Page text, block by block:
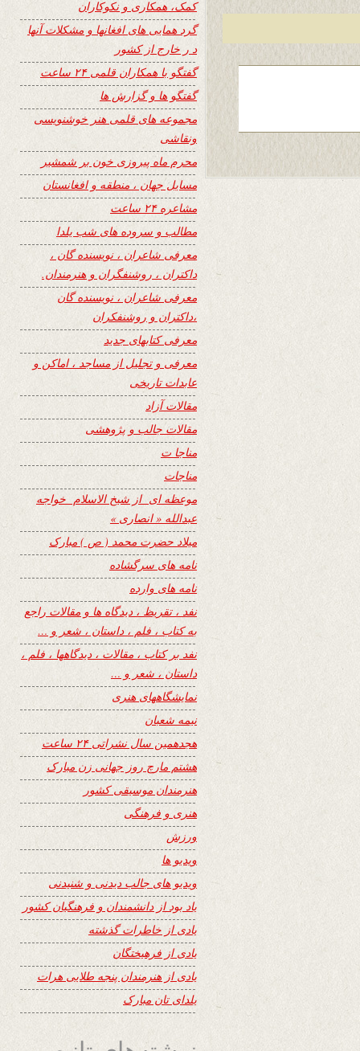
کمک، همکاری و نکوکاران
گرد همایی های افغانها و مشکلات آنها
د ر خارج از کشور
گفتگو با همکاران قلمی ۲۴ ساعت
گفتگو ها و گزارش ها
مجموعه های قلمی هنر خوشنویسی
ونقاشی
محرم ماه پیروزی خون بر شمشیر
مسایل جهان ، منطقه و افغانستان
مشاعره ۲۴ ساعت
مطالب و سروده های شب یلدا
معرفی شاعران ، نویسنده گان ،
داکتران ، روشنفگران و هنرمندان.
معرفی شاعران ، نویسنده گان
،داکتران و روشنفکران
معرفی کتابهای جدید
معرفی و تجلیل از مساجد ، اماکن و
عابدات تاریخی
مقالات آزاد
مقالات جالب و پژوهشی
مناجا ت
مناجات
موعظه ای از شیخ الاسلام خواجه
عبدالله « انصاری »
میلاد حضرت محمد ( ص ) مبارک
نامه های سرگشاده
نامه های وارده
نفد ، تقریظ ، دیدگاه ها و مقالات راجع
به کتاب ، فلم ، داستان ، شعر و …
نفد بر کتاب ، مقالات ، دیدگاهها ، فلم ،
داستان ، شعر و …
نمایشگاههای هنری
نیمه شعبان
هجدهمین سال نشراتی ۲۴ ساعت
هشتم مارچ روز جهانی زن مبارک
هنرمندان موسیقی کشور
هنری و فرهنگی
ورزش
ویدیو ها
ویدیو های جالب دیدنی و شنیدنی
یاد بود از دانشمندان و فرهنگیان کشور
یادی از خاطرات گذشته
یادی از فرهیختگان
یادی از هنرمندان پنجه طلایی هرات
یلدای تان مبارک